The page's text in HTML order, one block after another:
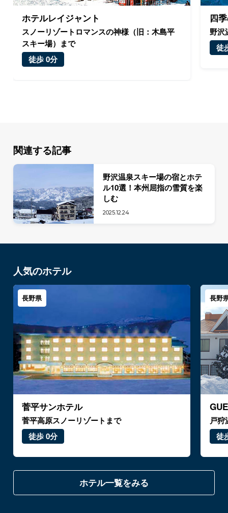
ホテルレイジャント
スノーリゾートロマンスの神様（旧：木島平
スキー場）まで
徒歩 0分
四
野沢
徒
関連する記事
野沢温泉スキー場の宿とホテ
ル10選！本州屈指の雪質を楽
しむ
2025.12.24
人気のホテル
長野県
菅平サンホテル
菅平高原スノーリゾートまで
徒歩 0分
長野
戸狩
徒
ホテル一覧をみる